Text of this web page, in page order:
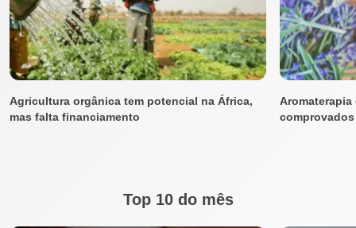
Agricultura orgânica tem potencial na África,
mas falta financiamento
comprovados
Top 10 do mês